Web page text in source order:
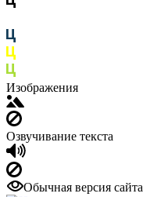
Изображения
Озвучивание текста
Обычная версия сайта